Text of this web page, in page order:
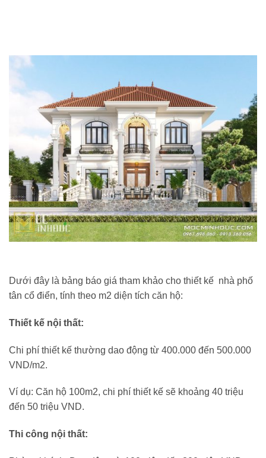
Dưới đây là bảng báo giá tham khảo cho thiết kế nhà phố
tân cổ điển, tính theo m2 diện tích căn hộ:
Thiết kế nội thất:
Chi phí thiết kế thường dao động từ 400.000 đến 500.000
VND/m2.
Ví dụ: Căn hộ 100m2, chi phí thiết kế sẽ khoảng 40 triệu
đến 50 triệu VND.
Thi công nội thất: